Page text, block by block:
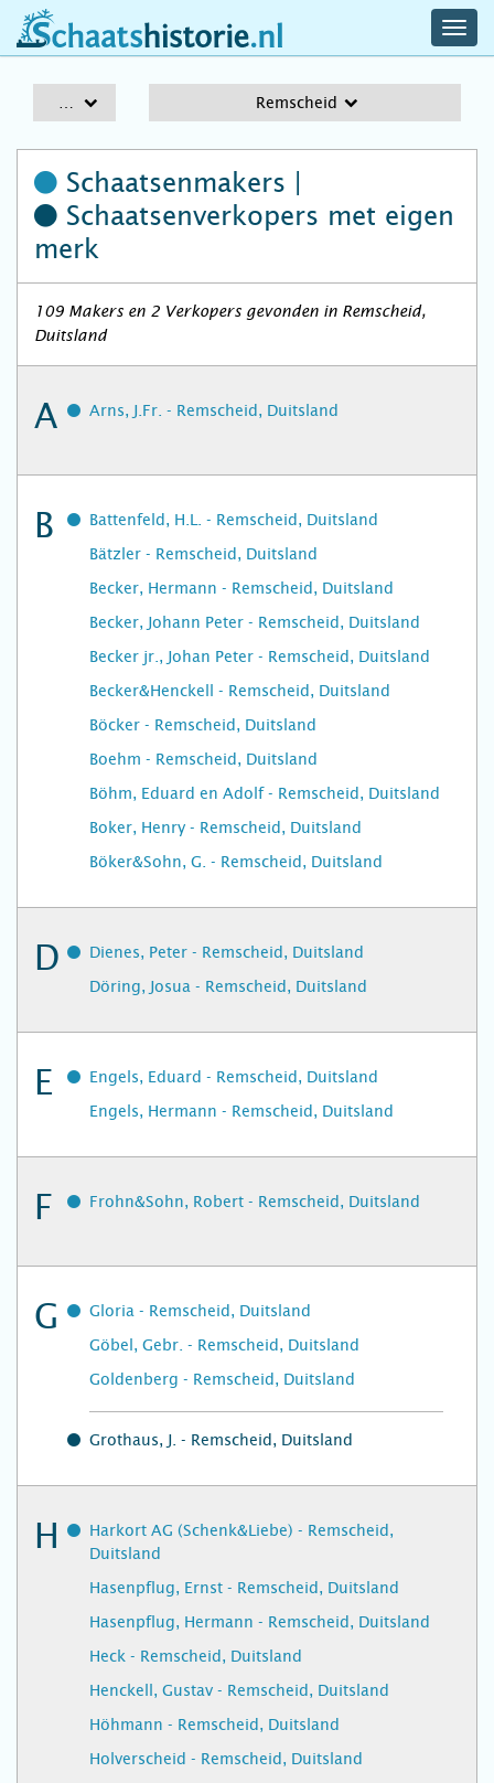
schaatshistorie.nl
Remscheid
Schaatsenmakers |
Schaatsenverkopers met eigen
merk
109 Makers en 2 Verkopers gevonden in Remscheid,
Duitsland
A Arns, J.Fr. - Remscheid, Duitsland
B
Battenfeld, H.L. - Remscheid, Duitsland
Bätzler - Remscheid, Duitsland
Becker, Hermann - Remscheid, Duitsland
Becker, Johann Peter - Remscheid, Duitsland
Becker jr., Johan Peter - Remscheid, Duitsland
Becker&Henckell - Remscheid, Duitsland
Böcker - Remscheid, Duitsland
Boehm - Remscheid, Duitsland
Böhm, Eduard en Adolf - Remscheid, Duitsland
Boker, Henry - Remscheid, Duitsland
Böker&Sohn, G. - Remscheid, Duitsland
D
Dienes, Peter - Remscheid, Duitsland
Döring, Josua - Remscheid, Duitsland
E
Engels, Eduard - Remscheid, Duitsland
Engels, Hermann - Remscheid, Duitsland
F Frohn&Sohn, Robert - Remscheid, Duitsland
G
Gloria - Remscheid, Duitsland
Göbel, Gebr. - Remscheid, Duitsland
Goldenberg - Remscheid, Duitsland
Grothaus, J. - Remscheid, Duitsland
H
Harkort AG (Schenk&Liebe) - Remscheid,
Duitsland
Hasenpflug, Ernst - Remscheid, Duitsland
Hasenpflug, Hermann - Remscheid, Duitsland
Heck - Remscheid, Duitsland
Henckell, Gustav - Remscheid, Duitsland
Höhmann - Remscheid, Duitsland
Holverscheid - Remscheid, Duitsland